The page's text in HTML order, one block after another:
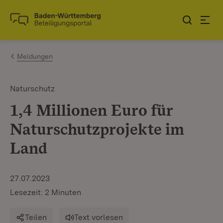
Zum Inhalt springen
Link zur Startseite
Meldungen
Naturschutz
1,4 Millionen Euro für
Naturschutzprojekte im
Land
27.07.2023
Lesezeit: 2 Minuten
Teilen Text vorlesen